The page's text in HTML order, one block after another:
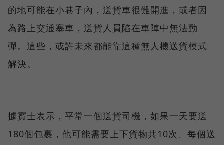
的地可能在小巷子內，送貨車很難開進，或者因
為路上交通塞車，送貨人員陷在車陣中無法動
彈。這些，或許未來都能靠這種無人機送貨模式
解決。
據賓士表示，平常一個送貨司機，如果一天要送
180個包裹，他可能需要上下貨物共10次、每個送